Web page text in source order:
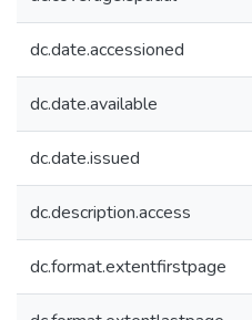
dc.date.accessioned
dc.date.available
dc.date.issued
dc.description.access
dc.format.extentfirstpage